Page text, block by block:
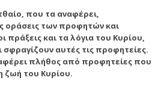
που τα αναφέρει,
οράσεις των προφητών και
πράξεις και τα λόγια του Κυρίου,
αυτές τις προφητείες.
πλήθος από προφητείες που
ζωή του Κυρίου.